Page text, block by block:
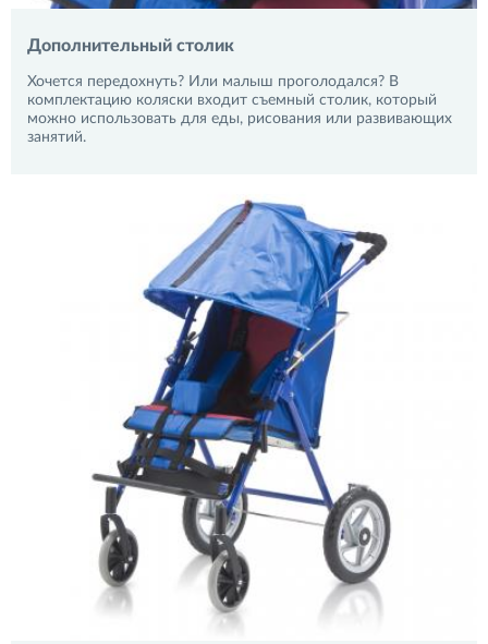
Дополнительный столик
Хочется передохнуть? Или малыш проголодался? В
комплектацию коляски входит съемный столик, который
можно использовать для еды, рисования или развивающих
занятий.